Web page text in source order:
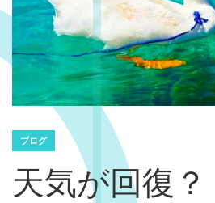
ブログ
天気が回復？